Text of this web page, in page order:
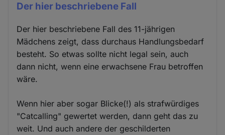
Der hier beschriebene Fall
Der hier beschriebene Fall des 11-jährigen
Mädchens zeigt, dass durchaus Handlungsbedarf
besteht. So etwas sollte nicht legal sein, auch
dann nicht, wenn eine erwachsene Frau betroffen
wäre.
Wenn hier aber sogar Blicke(!) als strafwürdiges
"Catcalling" gewertet werden, dann geht das zu
weit. Und auch andere der geschilderten